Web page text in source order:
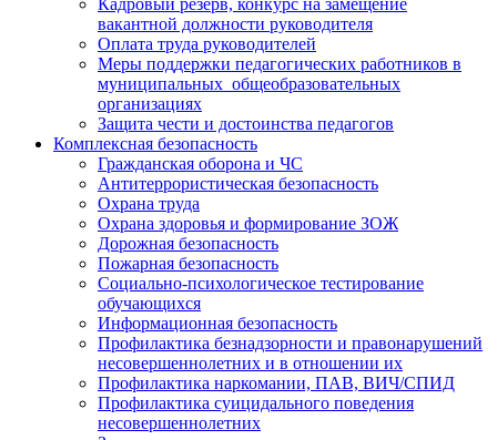
Кадровый резерв, конкурс на замещение
вакантной должности руководителя
Оплата труда руководителей
Меры поддержки педагогических работников в
муниципальных общеобразовательных
организациях
Защита чести и достоинства педагогов
Комплексная безопасность
Гражданская оборона и ЧС
Антитеррористическая безопасность
Охрана труда
Охрана здоровья и формирование ЗОЖ
Дорожная безопасность
Пожарная безопасность
Социально-психологическое тестирование
обучающихся
Информационная безопасность
Профилактика безнадзорности и правонарушений
несовершеннолетних и в отношении их
Профилактика наркомании, ПАВ, ВИЧ/СПИД
Профилактика суицидального поведения
несовершеннолетних